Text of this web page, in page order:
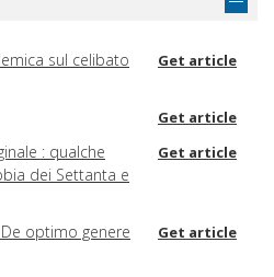
sul celibato
Get article
Get article
: qualche
dei Settanta e
Get article
optimo genere
Get article